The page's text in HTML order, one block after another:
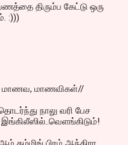
திரும்ப கேட்டு ஒரு
:)))
மாணவ, மாணவிகள்//
நாலு வரி பேச